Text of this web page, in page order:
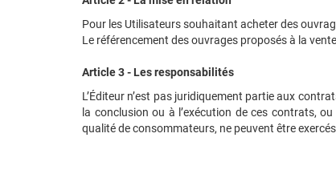
Pour les Utilisateurs souhaitant acheter des
Le référencement des ouvrages proposés à la
Article 3 - Les responsabilités
L’Éditeur n’est pas juridiquement partie aux
la conclusion ou à l’exécution de ces contrats,
qualité de consommateurs, ne peuvent être